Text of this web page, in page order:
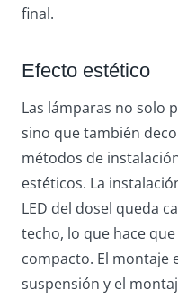
final.
Efecto estético
Las lámparas no solo
sino que también
métodos de
estéticos. La
LED del dosel queda
techo, lo que hace
compacto. El montaje
suspensión y el